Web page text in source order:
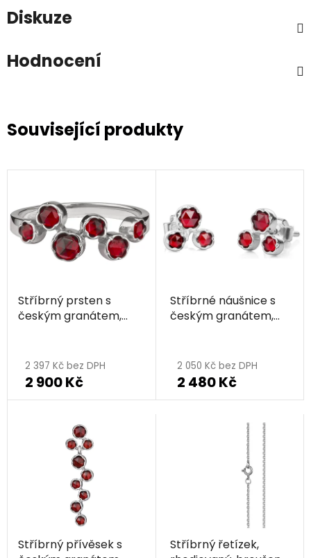
Diskuze
Hodnocení
Související produkty
Stříbrný prsten s
českým granátem,
2 397 Kč bez DPH
2 900 Kč
Stříbrné náušnice s
českým granátem,
2 050 Kč bez DPH
2 480 Kč
Stříbrný přívěsek s
Stříbrný řetízek,